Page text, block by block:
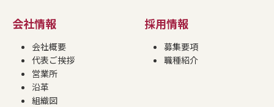
会社情報
会社概要
代表ご挨拶
営業所
沿革
組織図
採用情報
募集要項
職種紹介